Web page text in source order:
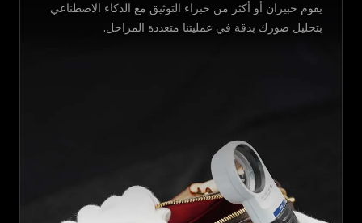
يقوم خبيران أو أكثر من خبراء التوثيق مع الذكاء الاصطناعي
بتحليل صورك بدقة في عمليتنا متعددة المراحل.